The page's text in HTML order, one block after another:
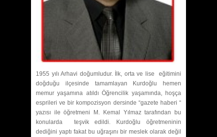
1955 yılı Arhavi doğumludur. İlk, orta ve lise eğitimini
doğduğu ilçesinde tamamlayan Kurdoğlu hemen
memur yaşamına atıldı Öğrencilik yaşamında, hoşça
esprileri ve bir kompozisyon dersinde “gazete haberi “
yazısı ile öğretmeni M. Kemal Yılmaz tarafından bu
konularda teşvik edildi. Kurdoğlu öğretmeninin
dediğini yaptı fakat bu uğraşını bir meslek olarak değil